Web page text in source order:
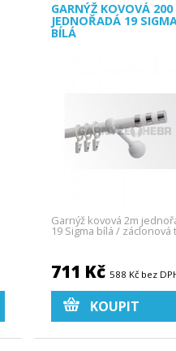
GARNÝŽ KOVOVÁ 200
JEDNOŘADÁ 19
BÍLÁ
Garnýž kovová 2m
19 Sigma bílá / záclonová
711 Kč 588 Kč bez
KOUPIT